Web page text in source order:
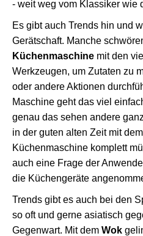
- weit weg vom Klassiker wie
Es gibt auch Trends hin und
Gerätschaft. Manche
Küchenmaschine mit den
Werkzeugen, um Zutaten zu
oder andere Aktionen
Maschine geht das viel
genau das sehen andere
in der guten alten Zeit mit
Küchenmaschine komplett
auch eine Frage der
die Küchengeräte
Trends gibt es auch bei den
so oft und gerne asiatisch
Gegenwart. Mit dem Wok